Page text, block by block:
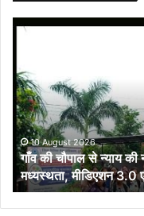
गाँव
से
न्याय
की
नई
शुरुआत:
कुथरेल
सामुदायिक
मध्यस्थता,
10 August 2026
गाँव की चौपाल से न्याय
मध्यस्थता, मीडिएशन 3.0